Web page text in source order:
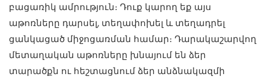
բացառիկ ամրություն։ Դուք կարող եք այս
աթոռները դարսել, տեղափոխել և տեղադրել
ցանկացած միջոցառման համար։ Դարակաշարվող
մետաղական աթոռները խնայում են ձեր
տարածքն ու հեշտացնում ձեր անձնակազմի